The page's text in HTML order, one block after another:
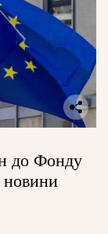
до Фонду
новини